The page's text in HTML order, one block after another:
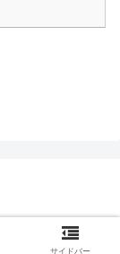
サイドバー